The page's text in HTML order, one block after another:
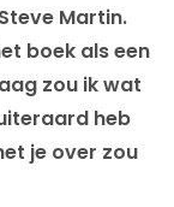
Martin.
boek als een
zou ik wat
heb
je over zou